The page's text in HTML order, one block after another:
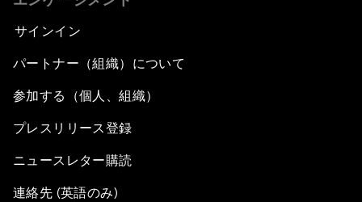
サインイン
パートナー（組織）について
参加する（個人、組織）
プレスリリース登録
ニュースレター購読
連絡先 (英語のみ)